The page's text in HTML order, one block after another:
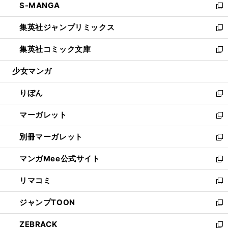
く
で
開
く
ド
ウ
で
開
く
ィ
ン
ド
ウ
で
開
い
ウ
ィ
ン
ド
ウ
開
く
S-MANGA
新
し
い
ウ
ィ
ン
ウ
で
開
く
集英社ジャンプリミックス
新
し
い
ウ
ン
ド
ウ
で
開
く
集英社コミック文庫
新
し
ウ
ィ
ン
ド
ウ
で
開
く
少女マンガ
りぼん
新
し
い
ウ
ィ
ン
ド
ウ
で
開
く
マーガレット
新
し
い
ウ
ィ
ン
ド
ウ
で
開
く
別冊マーガレット
新
し
い
ウ
ィ
ン
ド
ウ
で
マンガMee公式サイト
新
し
い
ウ
ィ
ン
ド
リマコミ
新
し
い
ウ
ィ
ジャンプTOON
新
し
い
ZEBRACK